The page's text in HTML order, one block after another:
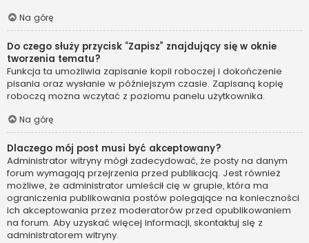
Na górę
Do czego służy przycisk “Zapisz” znajdujący się w oknie
tworzenia tematu?
Funkcja ta umożliwia zapisanie kopii roboczej i dokończenie
pisania oraz wysłanie w późniejszym czasie. Zapisaną kopię
roboczą można wczytać z poziomu panelu użytkownika.
Na górę
Dlaczego mój post musi być akceptowany?
Administrator witryny mógł zadecydować, że posty na danym
forum wymagają przejrzenia przed publikacją. Jest również
możliwe, że administrator umieścił cię w grupie, która ma
ograniczenia publikowania postów polegające na konieczności
ich akceptowania przez moderatorów przed opublikowaniem
na forum. Aby uzyskać więcej informacji, skontaktuj się z
administratorem witryny.